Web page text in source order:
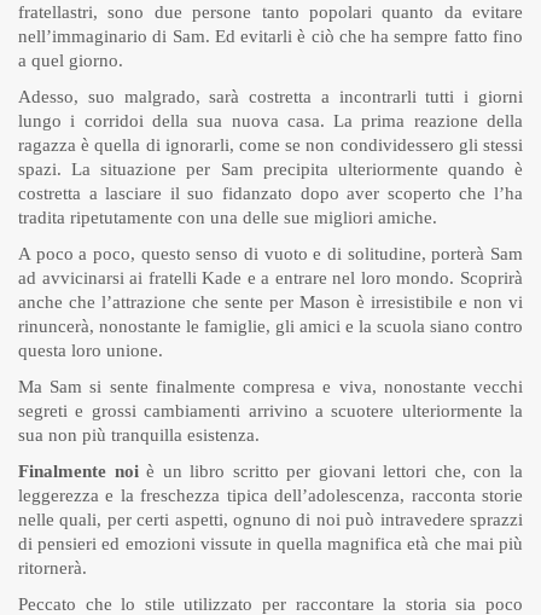
fratellastri, sono due persone tanto popolari quanto da evitare
nell’immaginario di Sam. Ed evitarli è ciò che ha sempre fatto fino
a quel giorno.
Adesso, suo malgrado, sarà costretta a incontrarli tutti i giorni
lungo i corridoi della sua nuova casa. La prima reazione della
ragazza è quella di ignorarli, come se non condividessero gli stessi
spazi. La situazione per Sam precipita ulteriormente quando è
costretta a lasciare il suo fidanzato dopo aver scoperto che l’ha
tradita ripetutamente con una delle sue migliori amiche.
A poco a poco, questo senso di vuoto e di solitudine, porterà Sam
ad avvicinarsi ai fratelli Kade e a entrare nel loro mondo. Scoprirà
anche che l’attrazione che sente per Mason è irresistibile e non vi
rinuncerà, nonostante le famiglie, gli amici e la scuola siano contro
questa loro unione.
Ma Sam si sente finalmente compresa e viva, nonostante vecchi
segreti e grossi cambiamenti arrivino a scuotere ulteriormente la
sua non più tranquilla esistenza.
Finalmente noiè un libro scritto per giovani lettori che, con la
leggerezza e la freschezza tipica dell’adolescenza, racconta storie
nelle quali, per certi aspetti, ognuno di noi può intravedere sprazzi
di pensieri ed emozioni vissute in quella magnifica età che mai più
ritornerà.
Peccato che lo stile utilizzato per raccontare la storia sia poco